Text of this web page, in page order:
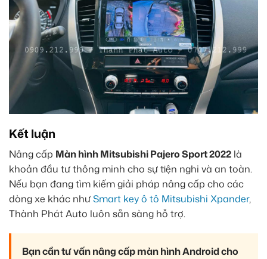
Kết luận
Nâng cấp Màn hình Mitsubishi Pajero Sport 2022 là
khoản đầu tư thông minh cho sự tiện nghi và an toàn.
Nếu bạn đang tìm kiếm giải pháp nâng cấp cho các
dòng xe khác nhưSmart key ô tô Mitsubishi Xpander,
Thành Phát Auto luôn sẵn sàng hỗ trợ.
Bạn cần tư vấn nâng cấp màn hình Android cho